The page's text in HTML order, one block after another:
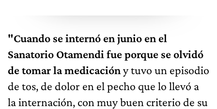
"Cuando se internó en junio en el
Sanatorio Otamendi fue porque se olvidó
de tomar la medicacióny tuvo un episodio
de tos, de dolor en el pecho que lo llevó a
la internación, con muy buen criterio de su